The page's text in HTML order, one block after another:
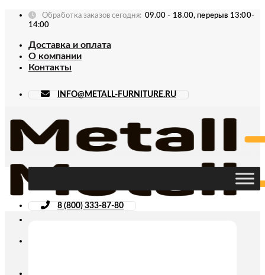
Skip
Обработка заказов сегодня: 09.00 - 18.00, перерыв 13:00-
14:00
Доставка и оплата
О компании
Контакты
INFO@METALL-FURNITURE.RU
8 (800) 333-87-80